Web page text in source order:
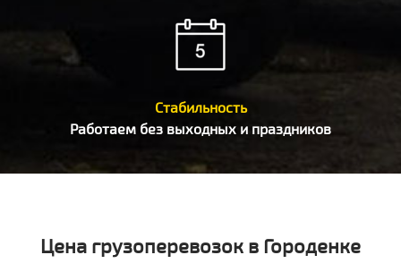
Стабильность
Работаем без выходных и праздников
Цена грузоперевозок в Городенке